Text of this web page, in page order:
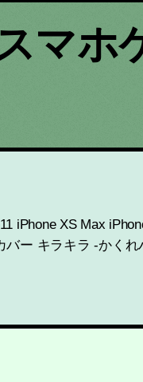
マホ
XS Max
ー キラキラ -かく